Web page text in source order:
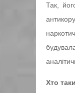
Так,
Хто